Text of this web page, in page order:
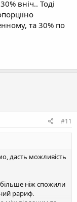
вніч.. Тоді
та 30% по
#11
дасть можливість
більше ніж спожили
рариф.